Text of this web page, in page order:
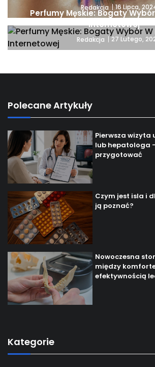
Redakcja 16 Lipca,
Perfumy Męskie: Bogaty
Internetowej
Redakcja 27 Lutego,
Polecane Artykuły
Pierwsza
lub hepatologa
przygotować
Czym jest isla i
ją poznać?
Nowoczesna
między
efektywnością
Kategorie